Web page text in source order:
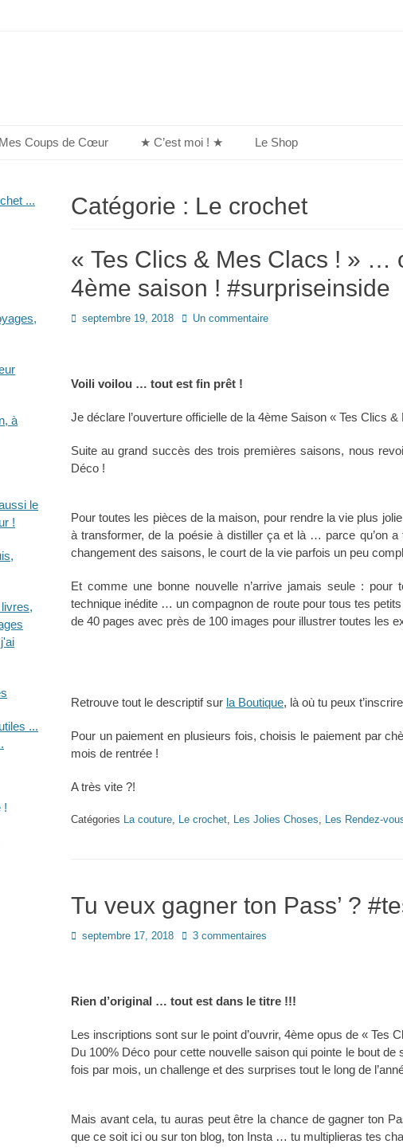
Mes Coups de Cœur ★ C’est moi ! ★ Le Shop
Catégorie : Le crochet
« Tes Clics & Mes Clacs ! » …
4ème saison ! #surpriseinside
Posted
septembre 19, 2018 Un commentaire
Voili voilou … tout est fin prêt !
Je déclare l’ouverture officielle de la 4ème Saison « Tes Clics
Suite au grand succès des trois premières saisons, nous
Déco !
Pour toutes les pièces de la maison, pour rendre la vie plus
à transformer, de la poésie à distiller ça et là … parce qu’on
changement des saisons, le court de la vie parfois un peu
Et comme une bonne nouvelle n’arrive jamais seule :
technique inédite … un compagnon de route pour tous tes
de 40 pages avec près de 100 images pour illustrer toutes les
Retrouve tout le descriptif sur la Boutique, là où tu peux
Pour un paiement en plusieurs fois, choisis le paiement par
mois de rentrée !
A très vite ?!
Catégories La couture, Le crochet, Les Jolies Choses, Les Rendez-
Tu veux gagner ton Pass’ ?
Posted
septembre 17, 2018 3 commentaires
Rien d’original … tout est dans le titre !!!
Les inscriptions sont sur le point d’ouvrir, 4ème opus de « Tes
Du 100% Déco pour cette nouvelle saison qui pointe le bout
fois par mois, un challenge et des surprises tout le long de
Mais avant cela, tu auras peut être la chance de gagner ton
que ce soit ici ou sur ton blog, ton Insta … tu multiplieras tes
!